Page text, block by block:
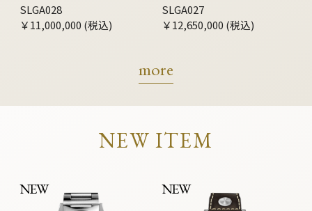
SLGA028
￥11,000,000 (税込)
SLGA027
￥12,650,000 (税込)
more
NEW ITEM
NEW NEW